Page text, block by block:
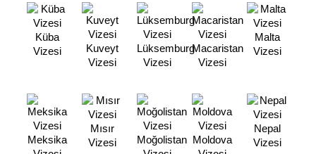
Küba
Vizesi
Kuveyt
Vizesi
Lüksemburg
Vizesi
Macaristan
Vizesi
Malta
Vizesi
Meksika
Mısır
Vizesi
Moğolistan Moldova
Nepal
Vizesi